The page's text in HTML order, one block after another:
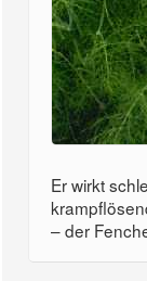
Er wirkt
– der